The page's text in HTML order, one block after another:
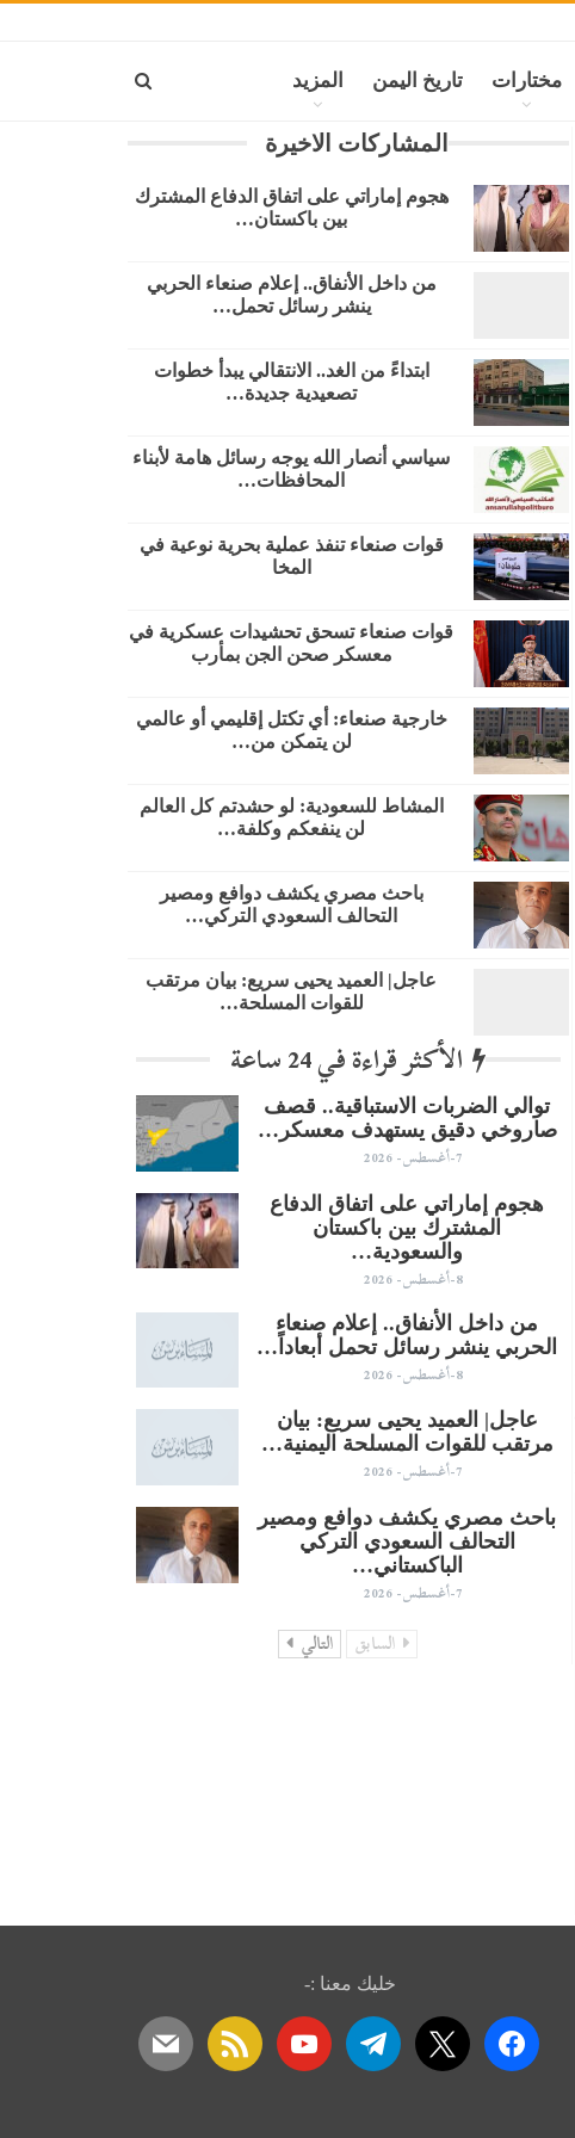
مختارات تاريخ اليمن المزيد
المشاركات الاخيرة
هجوم إماراتي على اتفاق الدفاع المشترك
بين باكستان…
من داخل الأنفاق.. إعلام صنعاء الحربي
ينشر رسائل تحمل…
​ابتداءً من الغد.. الانتقالي يبدأ خطوات
تصعيدية جديدة…
سياسي أنصار الله يوجه رسائل هامة لأبناء
المحافظات…
قوات صنعاء تنفذ عملية بحرية نوعية في
المخا
قوات صنعاء تسحق تحشيدات عسكرية في
معسكر صحن الجن بمأرب
خارجية صنعاء: أي تكتل إقليمي أو عالمي
لن يتمكن من…
المشاط للسعودية: لو حشدتم كل العالم
لن ينفعكم وكلفة…
باحث مصري يكشف دوافع ومصير
التحالف السعودي التركي…
عاجل| العميد يحيى سريع: بيان مرتقب
للقوات المسلحة…
الأكثر قراءة في 24 ساعة
توالي الضربات الاستباقية.. قصف
صاروخي دقيق يستهدف معسكر…
7-أغسطس- 2026
هجوم إماراتي على اتفاق الدفاع
المشترك بين باكستان
والسعودية…
8-أغسطس- 2026
من داخل الأنفاق.. إعلام صنعاء
الحربي ينشر رسائل تحمل أبعاداً…
8-أغسطس- 2026
عاجل| العميد يحيى سريع: بيان
مرتقب للقوات المسلحة اليمنية…
7-أغسطس- 2026
باحث مصري يكشف دوافع ومصير
التحالف السعودي التركي
الباكستاني…
7-أغسطس- 2026
السابق التالي
خليك معنا :-
facebook
x
telegram
youtube
rss
mail